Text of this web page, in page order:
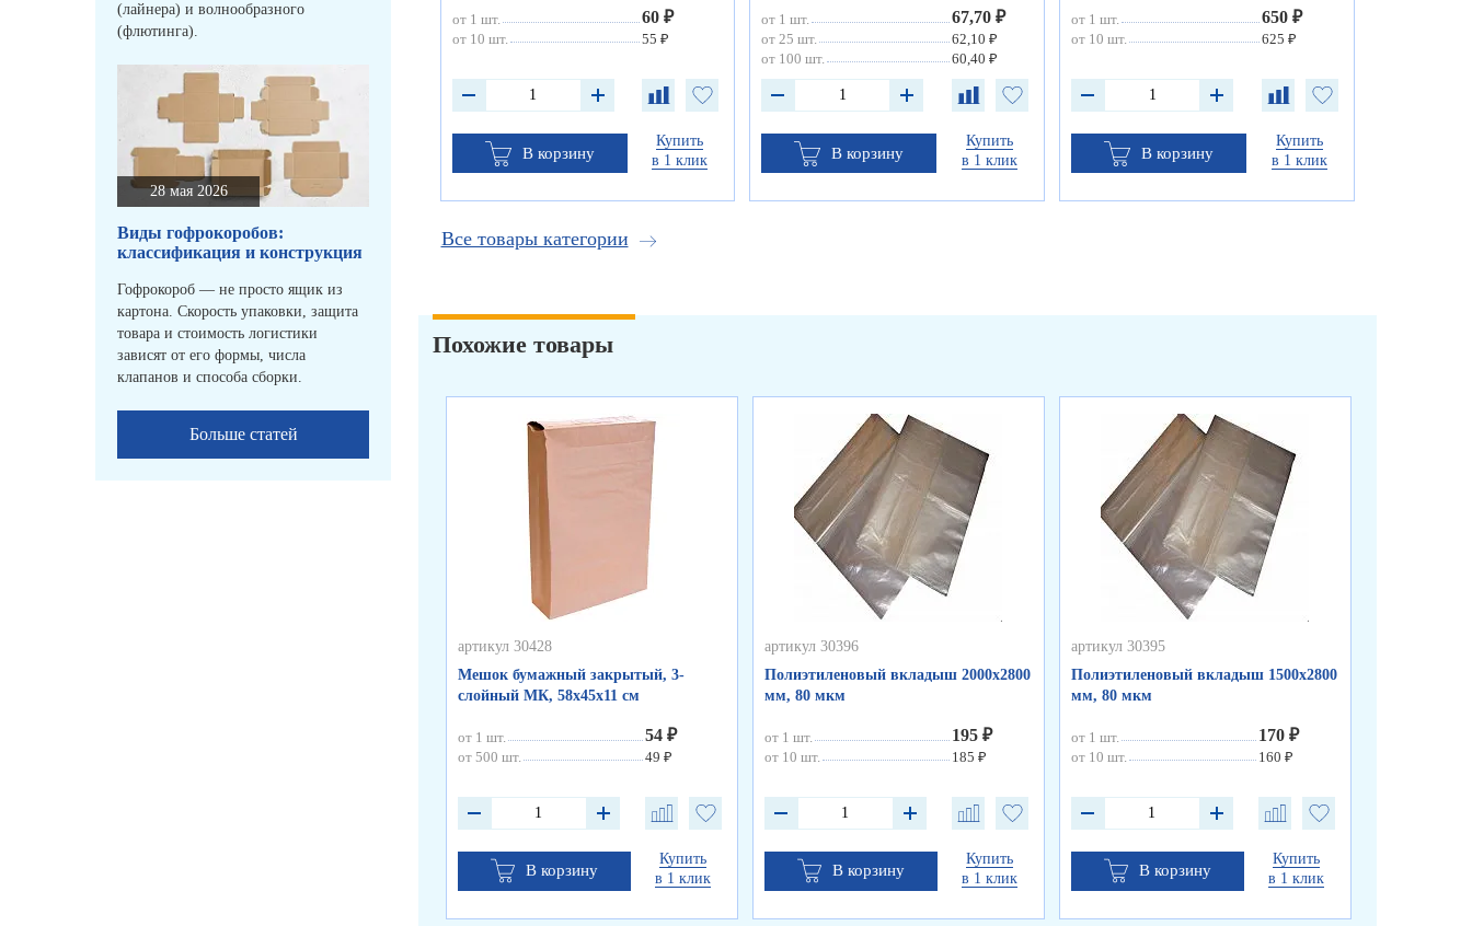
(лайнера) и волнообразного
(флютинга).
28 мая 2026
Виды гофрокоробов:
классификация и конструкция
Гофрокороб — не просто ящик из
картона. Скорость упаковки, защита
товара и стоимость логистики
зависят от его формы, числа
клапанов и способа сборки.
Больше статей
от 1 шт. 60 ₽
от 10 шт. 55 ₽
В корзину
Купить
в 1 клик
от 1 шт. 67,70 ₽
от 25 шт.
62,10 ₽
от 100 шт.
60,40 ₽
В корзину
Купить
в 1 клик
от 1 шт. 650 ₽
от 10 шт. 625 ₽
В корзину
Купить
в 1 клик
Все товары категории
Похожие товары
артикул 30428
Мешок бумажный закрытый, 3-
слойный МК, 58х45х11 см
от 1 шт. 54 ₽
от 500 шт. 49 ₽
В корзину
Купить
в 1 клик
артикул 30396
Полиэтиленовый вкладыш 2000х2800
мм, 80 мкм
от 1 шт. 195 ₽
от 10 шт. 185 ₽
В корзину
Купить
в 1 клик
артикул 30395
Полиэтиленовый вкладыш 1500х2800
мм, 80 мкм
от 1 шт. 170 ₽
от 10 шт. 160 ₽
В корзину
Купить
в 1 клик